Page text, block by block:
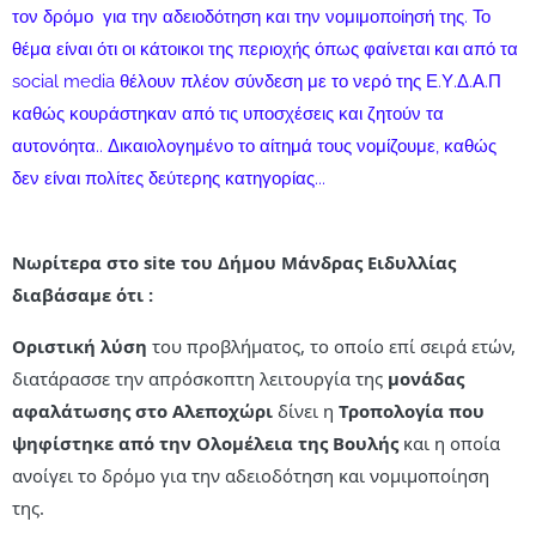
τον δρόμο για την αδειοδότηση και την νομιμοποίησή της. Το
θέμα είναι ότι οι κάτοικοι της περιοχής όπως φαίνεται και από τα
social media θέλουν πλέον σύνδεση με το νερό της Ε.Υ.Δ.Α.Π
καθώς κουράστηκαν από τις υποσχέσεις και ζητούν τα
αυτονόητα.. Δικαιολογημένο το αίτημά τους νομίζουμε, καθώς
δεν είναι πολίτες δεύτερης κατηγορίας...
Nωρίτερα στο site του Δήμου Μάνδρας Ειδυλλίας
διαβάσαμε ότι :
Οριστική λύση του προβλήματος, το οποίο επί σειρά ετών,
διατάρασσε την απρόσκοπτη λειτουργία της μονάδας
αφαλάτωσης στο Αλεποχώρι δίνει η Τροπολογία που
ψηφίστηκε από την Ολομέλεια της Βουλής και η οποία
ανοίγει το δρόμο για την αδειοδότηση και νομιμοποίηση
της.